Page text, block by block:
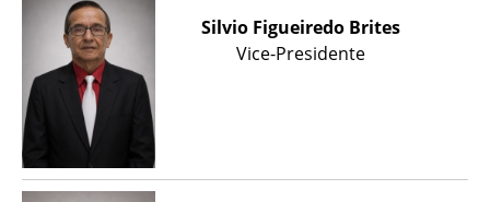
Silvio Figueiredo Brites
Vice-Presidente